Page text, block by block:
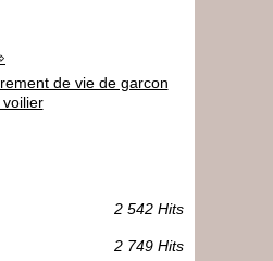
de vie de garcon
2 542 Hits
2 749 Hits